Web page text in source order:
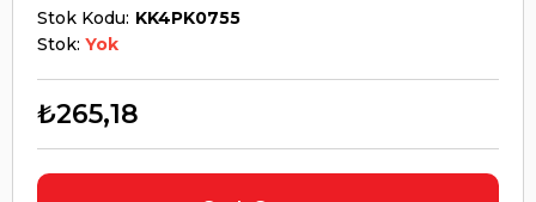
Stok Kodu KK4PK0755
Stok: Yok
₺265,18